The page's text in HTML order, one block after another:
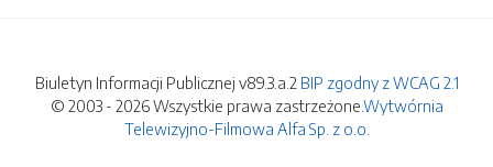
Biuletyn Informacji Publicznej v89.3.a.2 BIP zgodny z WCAG 2.1
© 2003 - 2026 Wszystkie prawa zastrzeżone.Wytwórnia
Telewizyjno-Filmowa Alfa Sp. z o.o.